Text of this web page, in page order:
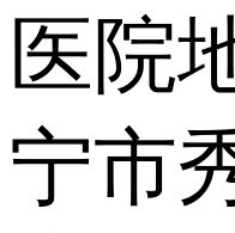
医院
宁市